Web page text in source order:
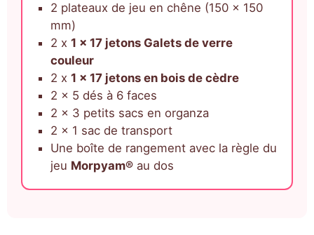
2 plateaux de jeu en chêne (150 x 150
mm)
2 x 1 x 17 jetons Galets de verre
couleur
2 x 1 x 17 jetons en bois de cèdre
2 x 5 dés à 6 faces
2 x 3 petits sacs en organza
2 x 1 sac de transport
Une boîte de rangement avec la règle du
jeu Morpyam® au dos